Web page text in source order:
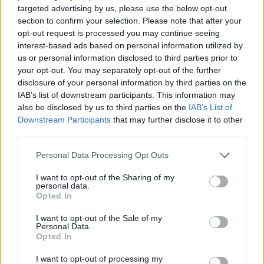
targeted advertising by us, please use the below opt-out
section to confirm your selection. Please note that after your
opt-out request is processed you may continue seeing
interest-based ads based on personal information utilized by
us or personal information disclosed to third parties prior to
your opt-out. You may separately opt-out of the further
disclosure of your personal information by third parties on the
IAB’s list of downstream participants. This information may
also be disclosed by us to third parties on the IAB’s List of
Downstream Participants that may further disclose it to other
Personal Data Processing Opt Outs
I want to opt-out of the Sharing of my
personal data.
Opted In
I want to opt-out of the Sale of my
Personal Data.
Opted In
I want to opt-out of processing my
Nem vészfékezés egyik sem. Mind a leállítás, mind az újraindítás, a
hűtés és a felfűtés is fokozatosan kell, hogy történjen. Az Esti
gyorsban Zagyvai Pétert, a BME Nukleáris Technikai Intézet
docensét kérdeztük.
Esti gyors
Polyák: Magyar Péter is megtanulja, hogy a média